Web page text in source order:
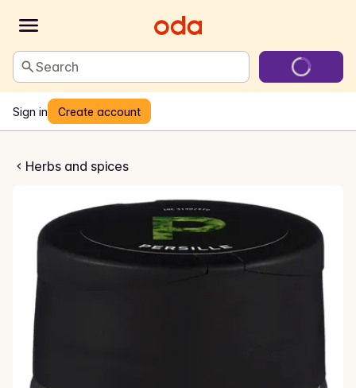
Search
Sign in Create account
Herbs and spices